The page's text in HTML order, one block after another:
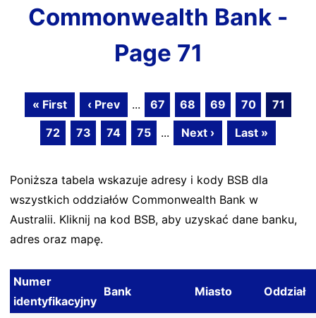
Commonwealth Bank -
Page 71
« First ‹ Prev ... 67 68 69 70
71
72
73 74 75 ... Next › Last »
Poniższa tabela wskazuje adresy i kody BSB dla
wszystkich oddziałów Commonwealth Bank w
Australii. Kliknij na kod BSB, aby uzyskać dane banku,
adres oraz mapę.
Numer
identyfikacyjny
Bank Miasto Oddział